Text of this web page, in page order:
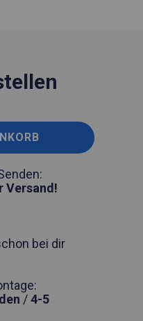
Versand!
bei dir
/4-5